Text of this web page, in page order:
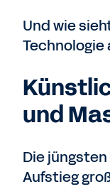
Und wie
Technologie
und
Die
Aufstieg